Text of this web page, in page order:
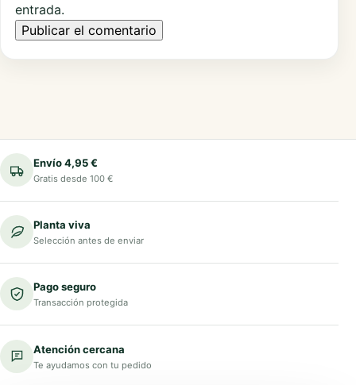
entrada.
Envío 4,95 €
Gratis desde 100 €
Planta viva
Selección antes de enviar
Pago seguro
Transacción protegida
Atención cercana
Te ayudamos con tu pedido